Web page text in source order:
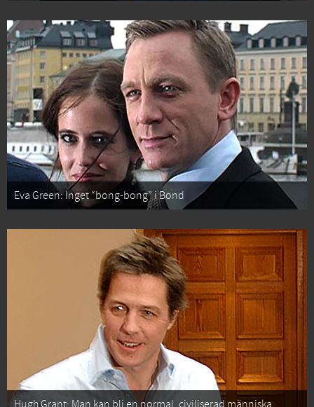
Eva Green: Inget “bong-bong” i Bond
Hugh Grant: Man kan bli en normal, civiliserad människa